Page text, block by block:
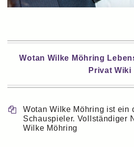
Wotan Wilke Möhring
Privat Wiki
Wotan Wilke Möhring ist ein
Schauspieler. Vollständiger
Wilke Möhring